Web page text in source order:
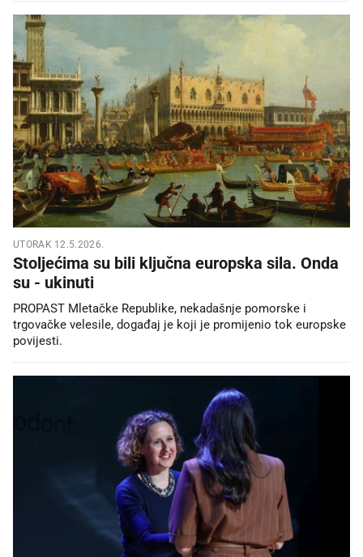
UTORAK 12.5.2026.
Stoljećima su bili ključna europska sila. Onda
su - ukinuti
PROPAST Mletačke Republike, nekadašnje pomorske i
trgovačke velesile, događaj je koji je promijenio tok europske
povijesti.